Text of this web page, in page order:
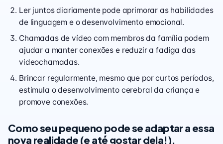
Ler juntos diariamente pode aprimorar as habilidades
de linguagem e o desenvolvimento emocional.
Chamadas de vídeo com membros da família podem
ajudar a manter conexões e reduzir a fadiga das
videochamadas.
Brincar regularmente, mesmo que por curtos períodos,
estimula o desenvolvimento cerebral da criança e
promove conexões.
Como seu pequeno pode se adaptar a essa
nova realidade (e até gostar dela!).